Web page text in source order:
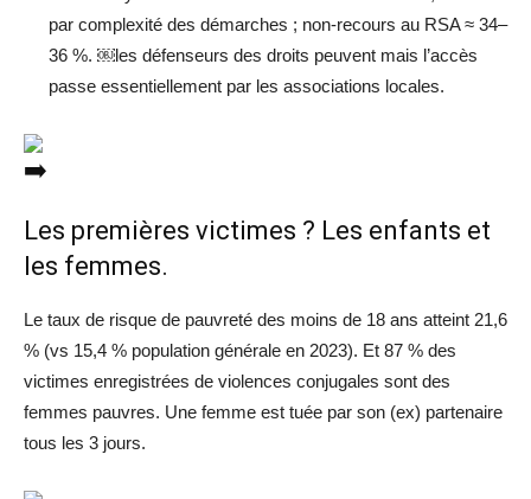
par complexité des démarches ; non-recours au RSA ≈ 34–
36 %. ￼les défenseurs des droits peuvent mais l’accès
passe essentiellement par les associations locales.
Les premières victimes ? Les enfants et
les femmes.
Le taux de risque de pauvreté des moins de 18 ans atteint 21,6
% (vs 15,4 % population générale en 2023). Et 87 % des
victimes enregistrées de violences conjugales sont des
femmes pauvres. Une femme est tuée par son (ex) partenaire
tous les 3 jours.